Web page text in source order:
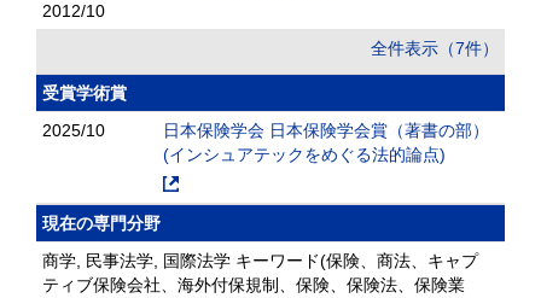
2012/10
全件表示（7件）
受賞学術賞
2025/10
日本保険学会 日本保険学会賞（著書の部）
(インシュアテックをめぐる法的論点)
現在の専門分野
商学, 民事法学, 国際法学 キーワード(保険、商法、キャプ
ティブ保険会社、海外付保規制、保険、保険法、保険業